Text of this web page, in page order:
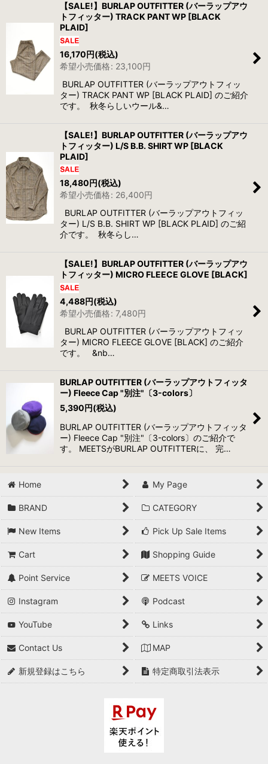
【SALE!】BURLAP OUTFITTER (バーラップアウ
トフィッター) TRACK PANT WP [BLACK
PLAID]
16,170円(税込)
希望小売価格: 23,100円
BURLAP OUTFITTER (バーラップアウトフィッ
ター) TRACK PANT WP [BLACK PLAID] のご紹介
です。 秋冬らしいウール&…
【SALE!】BURLAP OUTFITTER (バーラップアウ
トフィッター) L/S B.B. SHIRT WP [BLACK
PLAID]
18,480円(税込)
希望小売価格: 26,400円
BURLAP OUTFITTER (バーラップアウトフィッ
ター) L/S B.B. SHIRT WP [BLACK PLAID] のご紹
介です。 秋冬らし…
【SALE!】BURLAP OUTFITTER (バーラップアウ
トフィッター) MICRO FLEECE GLOVE [BLACK]
4,488円(税込)
希望小売価格: 7,480円
BURLAP OUTFITTER (バーラップアウトフィッ
ター) MICRO FLEECE GLOVE [BLACK] のご紹介
です。 &nb…
BURLAP OUTFITTER (バーラップアウトフィッタ
ー) Fleece Cap "別注"〔3-colors〕
5,390円(税込)
BURLAP OUTFITTER (バーラップアウトフィッタ
ー) Fleece Cap "別注"〔3-colors〕のご紹介で
す。 MEETSがBURLAP OUTFITTERに、 完…
Home My Page
BRAND CATEGORY
New Items Pick Up Sale Items
Cart Shopping Guide
Point Service MEETS VOICE
Instagram Podcast
YouTube Links
Contact Us MAP
新規登録はこちら 特定商取引法表示